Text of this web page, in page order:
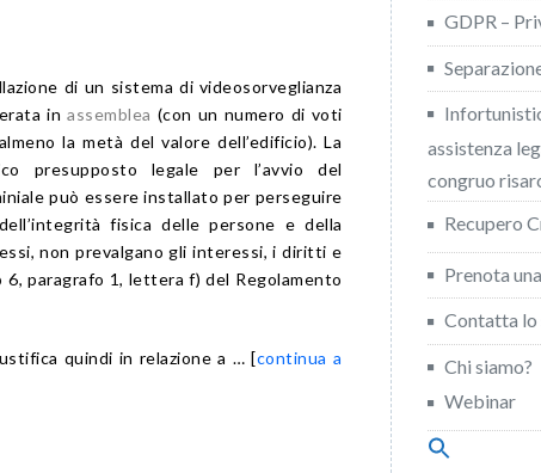
di un sistema di videosorveglianza
inassemblea (con un numero di voti
la metà del valore dell’edificio). La
presupposto legale per l’avvio del
può essere installato per perseguire
fisica delle persone e della
non prevalgano gli interessi, i diritti e
paragrafo 1, lettera f) del Regolamento
quindi in relazione a … [continua a
GDPR –
assistenza
congruo
Recupero
Prenota
Contatta lo
Chi siamo?
Webinar